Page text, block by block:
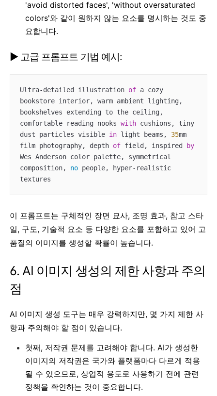
'avoid distorted faces', 'without oversaturated
colors'와 같이 원하지 않는 요소를 명시하는 것도 중
요합니다.
▶ 고급 프롬프트 기법 예시:
Ultra-detailed illustration of a cozy
bookstore interior, warm ambient lighting,
bookshelves extending to the ceiling,
comfortable reading nooks with cushions, tiny
dust particles visible in light beams, 35mm
film photography, depth of field, inspired by
Wes Anderson color palette, symmetrical
composition, no people, hyper-realistic
이 프롬프트는 구체적인 장면 묘사, 조명 효과, 참고 스타
일, 구도, 기술적 요소 등 다양한 요소를 포함하고 있어 고
품질의 이미지를 생성할 확률이 높습니다.
6. AI 이미지 생성의 제한 사항과 주의
점
AI 이미지 생성 도구는 매우 강력하지만, 몇 가지 제한 사
항과 주의해야 할 점이 있습니다.
첫째, 저작권 문제를 고려해야 합니다. AI가 생성한
이미지의 저작권은 국가와 플랫폼마다 다르게 적용
될 수 있으므로, 상업적 용도로 사용하기 전에 관련
정책을 확인하는 것이 중요합니다.